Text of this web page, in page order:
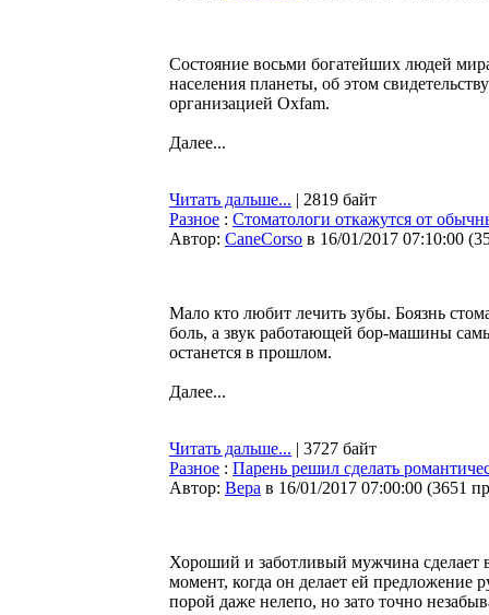
Состояние восьми богатейших людей
населения планеты, об этом
организацией Oxfam.
Далее...
Читать дальше... | 2819 байт
Разное : Стоматологи откажутся от
Автор: CaneCorso в 16/01/2017 07:10:00 (
Мало кто любит лечить зубы. Боязнь
боль, а звук работающей бор-машины
останется в прошлом.
Далее...
Читать дальше... | 3727 байт
Разное : Парень решил сделать
Автор: Bepa в 16/01/2017 07:00:00 (3651
Хороший и заботливый мужчина сделает
момент, когда он делает ей предложение
порой даже нелепо, но зато точно